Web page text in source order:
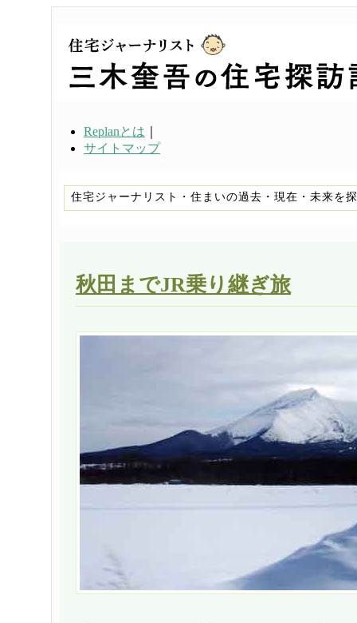
Replanとは
サイトマップ
住宅ジャーナリスト・住まいの過去・現在・未来を
秋田までJR乗り継ぎ旅